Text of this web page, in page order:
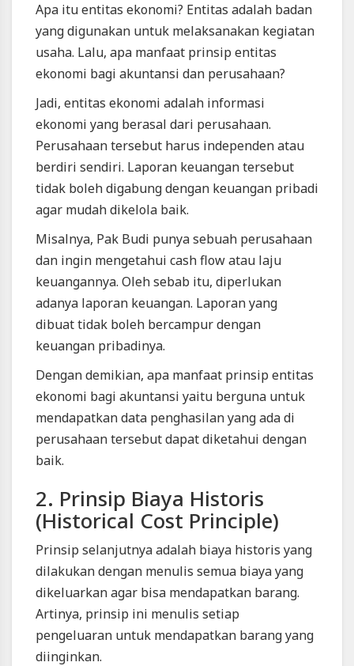
Ketahui
Blackexpo
Platform
Video
Indonesia
Blackexpo
Platform
Berbagi
Indonesia
Published
Blackexpo
Powered
Apa itu entitas ekonomi? Entitas adalah badan
yang digunakan untuk melaksanakan kegiatan
usaha. Lalu, apa manfaat prinsip entitas
ekonomi bagi akuntansi dan perusahaan?
Jadi, entitas ekonomi adalah informasi
ekonomi yang berasal dari perusahaan.
Perusahaan tersebut harus independen atau
berdiri sendiri. Laporan keuangan tersebut
tidak boleh digabung dengan keuangan pribadi
agar mudah dikelola baik.
Misalnya, Pak Budi punya sebuah perusahaan
dan ingin mengetahui cash flow atau laju
keuangannya. Oleh sebab itu, diperlukan
adanya laporan keuangan. Laporan yang
dibuat tidak boleh bercampur dengan
keuangan pribadinya.
Dengan demikian, apa manfaat prinsip entitas
ekonomi bagi akuntansi yaitu berguna untuk
mendapatkan data penghasilan yang ada di
perusahaan tersebut dapat diketahui dengan
baik.
2. Prinsip Biaya Historis
(Historical Cost Principle)
Prinsip selanjutnya adalah biaya historis yang
dilakukan dengan menulis semua biaya yang
dikeluarkan agar bisa mendapatkan barang.
Artinya, prinsip ini menulis setiap
pengeluaran untuk mendapatkan barang yang
diinginkan.